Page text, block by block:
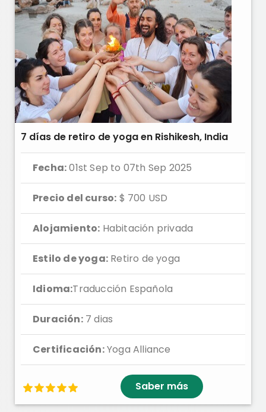
7 días de retiro de yoga en Rishikesh, India
Fecha:01st Sep to 07th Sep 2025
Precio del curso: $ 700 USD
Alojamiento: Habitación privada
Estilo de yoga: Retiro de yoga
Idioma:Traducción Española
Duración:7 dias
Certificación:Yoga Alliance
Saber más